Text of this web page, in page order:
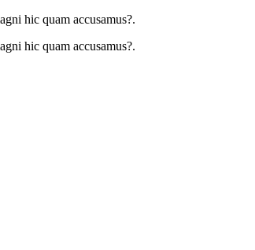
hic quam accusamus?.
hic quam accusamus?.